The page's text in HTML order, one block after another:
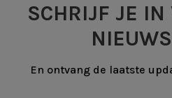
SCHRIJF JE IN
En ontvang de laatste